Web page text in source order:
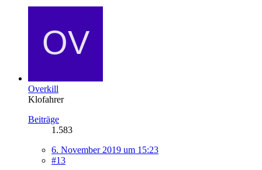
Overkill
Klofahrer
Beiträge
1.583
6. November 2019 um 15:23
#13